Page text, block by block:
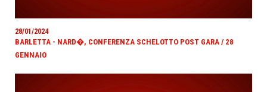
28/01/2024
BARLETTA - NARD�, CONFERENZA SCHELOTTO POST GARA / 28
GENNAIO